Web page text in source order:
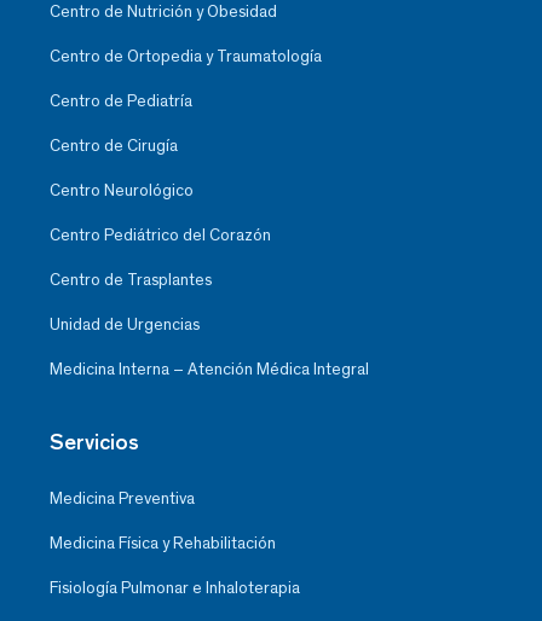
Centro de Nutrición y Obesidad
Centro de Ortopedia y Traumatología
Centro de Pediatría
Centro de Cirugía
Centro Neurológico
Centro Pediátrico del Corazón
Centro de Trasplantes
Unidad de Urgencias
Medicina Interna – Atención Médica Integral
Servicios
Medicina Preventiva
Medicina Física y Rehabilitación
Fisiología Pulmonar e Inhaloterapia